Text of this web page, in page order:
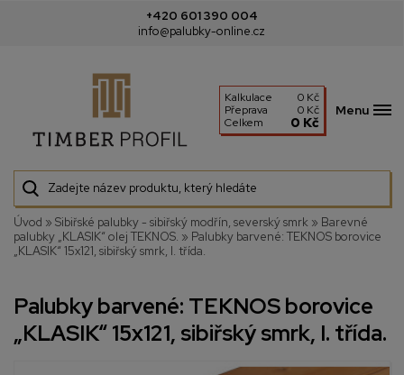
+420 601 390 004
info@palubky-online.cz
Kalkulace
0 Kč
Přeprava
0 Kč
Celkem
0 Kč
Menu
Úvod » Sibiřské palubky - sibiřský modřín, severský smrk » Barevné
palubky „KLASIK“ olej TEKNOS. » Palubky barvené: TEKNOS borovice
„KLASIK“ 15x121, sibiřský smrk, I. třída.
Palubky barvené: TEKNOS borovice
„KLASIK“ 15x121, sibiřský smrk, I. třída.